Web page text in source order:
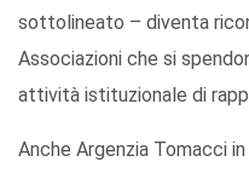
sottolineato – diventa
Associazioni che si
attività istituzionale di
Anche Argenzia Tomacci